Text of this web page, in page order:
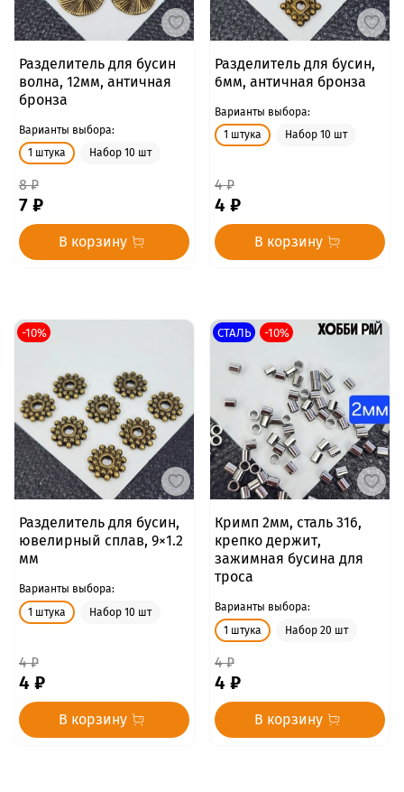
Разделитель для бусин
волна, 12мм, античная
бронза
Варианты выбора:
1 штука
Набор 10 шт
8 ₽
7 ₽
В корзину
Разделитель для бусин,
6мм, античная бронза
Варианты выбора:
1 штука
Набор 10 шт
4 ₽
4 ₽
В корзину
-10%
Разделитель для бусин,
ювелирный сплав, 9×1.2
мм
Варианты выбора:
1 штука
Набор 10 шт
4 ₽
4 ₽
В корзину
СТАЛЬ -10%
Кримп 2мм, сталь 316,
крепко держит,
зажимная бусина для
троса
Варианты выбора:
1 штука
Набор 20 шт
4 ₽
4 ₽
В корзину